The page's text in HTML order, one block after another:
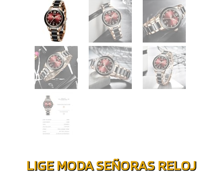
LIGE MODA SEÑORAS RELOJ